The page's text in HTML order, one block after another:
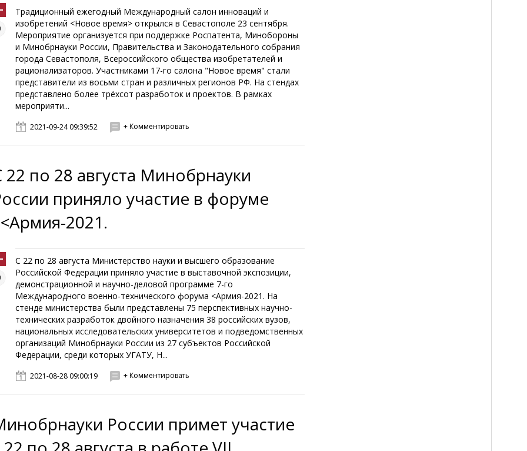
Традиционный ежегодный Международный салон инноваций и
изобретений <Новое время> открылся в Севастополе 23 сентября.
Мероприятие организуется при поддержке Роспатента, Минобороны
и Минобрнауки России, Правительства и Законодательного собрания
города Севастополя, Всероссийского общества изобретателей и
рационализаторов. Участниками 17-го салона "Новое время" стали
представители из восьми стран и различных регионов РФ. На стендах
представлено более трёхсот разработок и проектов. В рамках
мероприяти...
2021-09-24 09:39:52 + Комментировать
22 по 28 августа Минобрнауки
приняло участие в форуме
2021.
С 22 по 28 августа Министерство науки и высшего образование
Российской Федерации приняло участие в выставочной экспозиции,
демонстрационной и научно-деловой программе 7-го
Международного военно-технического форума <Армия-2021. На
стенде министерства были представлены 75 перспективных научно-
технических разработок двойного назначения 38 российских вузов,
национальных исследовательских университетов и подведомственных
организаций Минобрнауки России из 27 субъектов Российской
Федерации, среди которых УГАТУ, Н...
2021-08-28 09:00:19 + Комментировать
России примет участие